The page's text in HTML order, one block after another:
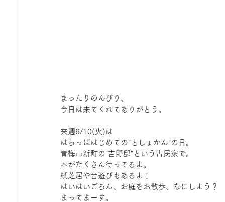
まったりのんびり、
今日は来てくれてありがとう。
来週6/10(火)は
はらっぱはじめての"としょかん"の日。
青梅市新町の"吉野邸"という古民家で。
本がたくさん待ってるよ。
紙芝居や音遊びもあるよ！
はいはいごろん、お庭をお散歩、なにしよう？
まってまーす。